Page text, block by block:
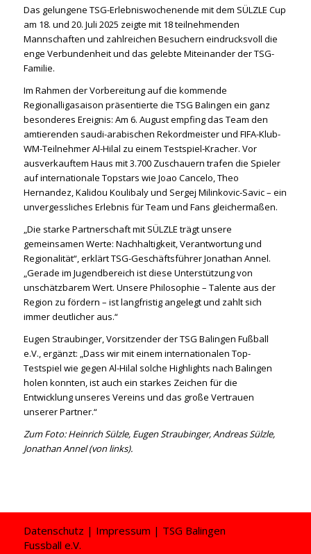
Das gelungene TSG-Erlebniswochenende mit dem SÜLZLE Cup
am 18. und 20. Juli 2025 zeigte mit 18 teilnehmenden
Mannschaften und zahlreichen Besuchern eindrucksvoll die
enge Verbundenheit und das gelebte Miteinander der TSG-
Familie.
Im Rahmen der Vorbereitung auf die kommende
Regionalligasaison präsentierte die TSG Balingen ein ganz
besonderes Ereignis: Am 6. August empfing das Team den
amtierenden saudi-arabischen Rekordmeister und FIFA-Klub-
WM-Teilnehmer Al-Hilal zu einem Testspiel-Kracher. Vor
ausverkauftem Haus mit 3.700 Zuschauern trafen die Spieler
auf internationale Topstars wie Joao Cancelo, Theo
Hernandez, Kalidou Koulibaly und Sergej Milinkovic-Savic – ein
unvergessliches Erlebnis für Team und Fans gleichermaßen.
„Die starke Partnerschaft mit SÜLZLE trägt unsere
gemeinsamen Werte: Nachhaltigkeit, Verantwortung und
Regionalität“, erklärt TSG-Geschäftsführer Jonathan Annel.
„Gerade im Jugendbereich ist diese Unterstützung von
unschätzbarem Wert. Unsere Philosophie – Talente aus der
Region zu fördern – ist langfristig angelegt und zahlt sich
immer deutlicher aus.“
Eugen Straubinger, Vorsitzender der TSG Balingen Fußball
e.V., ergänzt: „Dass wir mit einem internationalen Top-
Testspiel wie gegen Al-Hilal solche Highlights nach Balingen
holen konnten, ist auch ein starkes Zeichen für die
Entwicklung unseres Vereins und das große Vertrauen
unserer Partner.“
Zum Foto: Heinrich Sülzle, Eugen Straubinger, Andreas Sülzle,
Jonathan Annel (von links).
Datenschutz | Impressum | TSG Balingen
Fussball e.V.